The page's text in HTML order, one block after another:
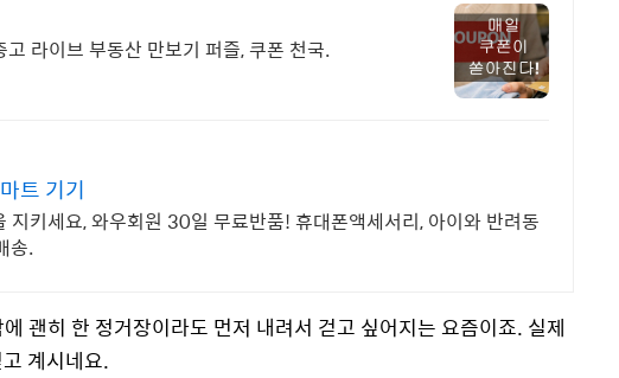
라이브 부동산 만보기 퍼즐, 쿠폰 천국.
트 기기
지키세요, 와우회원 30일 무료반품! 휴대폰액세서리, 아이와 반려동
송.
괜히 한 정거장이라도 먼저 내려서 걷고 싶어지는 요즘이죠. 실제
계시네요.